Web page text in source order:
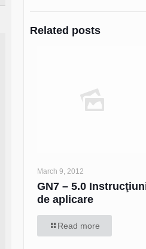
Related posts
March 9, 2012
GN7 – 5.0
de aplicare
Read more